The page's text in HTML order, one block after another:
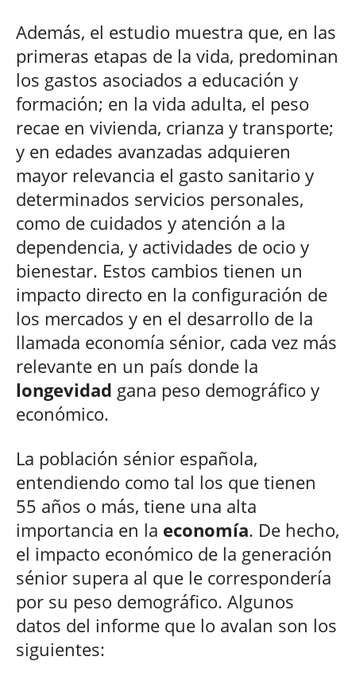
Además, el estudio muestra que, en las
primeras etapas de la vida, predominan
los gastos asociados a educación y
formación; en la vida adulta, el peso
recae en vivienda, crianza y transporte;
y en edades avanzadas adquieren
mayor relevancia el gasto sanitario y
determinados servicios personales,
como de cuidados y atención a la
dependencia, y actividades de ocio y
bienestar. Estos cambios tienen un
impacto directo en la configuración de
los mercados y en el desarrollo de la
llamada economía sénior, cada vez más
relevante en un país donde la
longevidad gana peso demográfico y
económico.
La población sénior española,
entendiendo como tal los que tienen
55 años o más, tiene una alta
importancia en la economía. De hecho,
el impacto económico de la generación
sénior supera al que le correspondería
por su peso demográfico. Algunos
datos del informe que lo avalan son los
siguientes: